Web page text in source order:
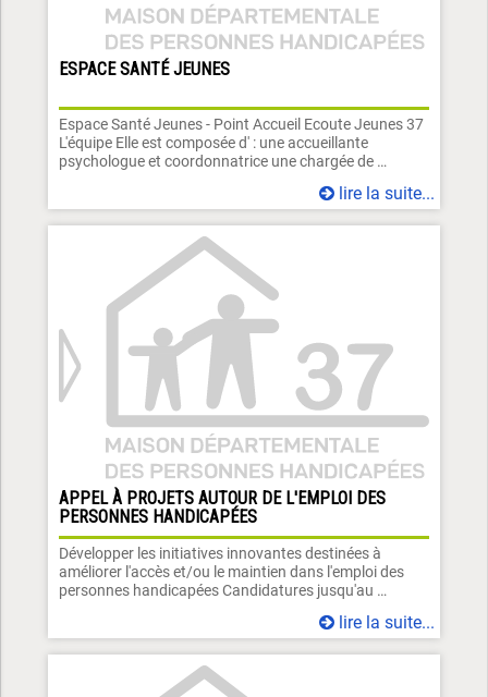
ESPACE SANTÉ JEUNES
Espace Santé Jeunes - Point Accueil Ecoute Jeunes 37
L'équipe Elle est composée d' : une accueillante
psychologue et coordonnatrice une chargée de …
lire la suite...
APPEL À PROJETS AUTOUR DE L'EMPLOI DES
PERSONNES HANDICAPÉES
Développer les initiatives innovantes destinées à
améliorer l'accès et/ou le maintien dans l'emploi des
personnes handicapées Candidatures jusqu'au …
lire la suite...